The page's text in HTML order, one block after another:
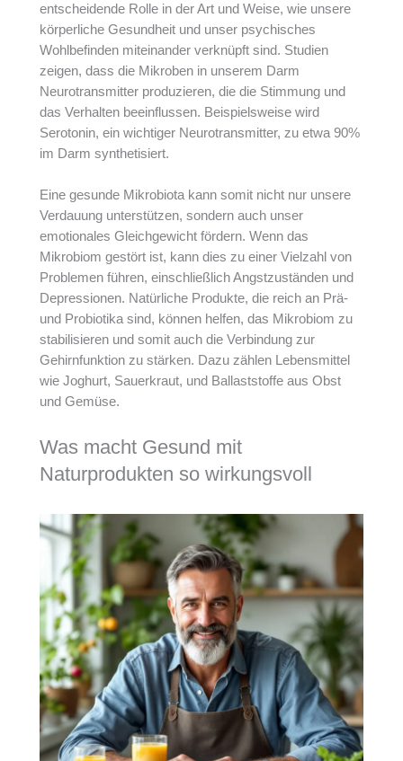
entscheidende Rolle in der Art und Weise, wie unsere
körperliche Gesundheit und unser psychisches
Wohlbefinden miteinander verknüpft sind. Studien
zeigen, dass die Mikroben in unserem Darm
Neurotransmitter produzieren, die die Stimmung und
das Verhalten beeinflussen. Beispielsweise wird
Serotonin, ein wichtiger Neurotransmitter, zu etwa 90%
im Darm synthetisiert.
Eine gesunde Mikrobiota kann somit nicht nur unsere
Verdauung unterstützen, sondern auch unser
emotionales Gleichgewicht fördern. Wenn das
Mikrobiom gestört ist, kann dies zu einer Vielzahl von
Problemen führen, einschließlich Angstzuständen und
Depressionen. Natürliche Produkte, die reich an Prä-
und Probiotika sind, können helfen, das Mikrobiom zu
stabilisieren und somit auch die Verbindung zur
Gehirnfunktion zu stärken. Dazu zählen Lebensmittel
wie Joghurt, Sauerkraut, und Ballaststoffe aus Obst
und Gemüse.
Was macht Gesund mit
Naturprodukten so wirkungsvoll